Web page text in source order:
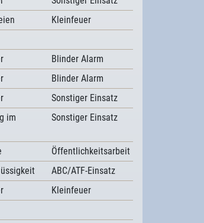
Kleinfeuer
Blinder Alarm
Blinder Alarm
Sonstiger Einsatz
im
Sonstiger Einsatz
Öffentlichkeitsarbeit
ABC/ATF-Einsatz
Kleinfeuer